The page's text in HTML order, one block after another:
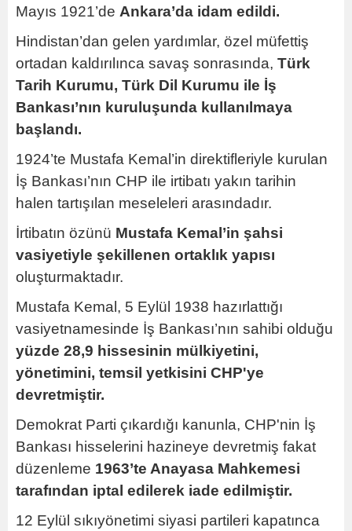
Mayıs 1921’de Ankara’da idam edildi.
Hindistan’dan gelen yardımlar, özel müfettiş
ortadan kaldırılınca savaş sonrasında, Türk
Tarih Kurumu, Türk Dil Kurumu ile İş
Bankası’nın kuruluşunda kullanılmaya
başlandı.
1924’te Mustafa Kemal’in direktifleriyle kurulan
İş Bankası’nın CHP ile irtibatı yakın tarihin
halen tartışılan meseleleri arasındadır.
İrtibatın özünü Mustafa Kemal’in şahsi
vasiyetiyle şekillenen ortaklık yapısı
oluşturmaktadır.
Mustafa Kemal, 5 Eylül 1938 hazırlattığı
vasiyetnamesinde İş Bankası’nın sahibi olduğu
yüzde 28,9 hissesinin mülkiyetini,
yönetimini, temsil yetkisini CHP'ye
devretmiştir.
Demokrat Parti çıkardığı kanunla, CHP'nin İş
Bankası hisselerini hazineye devretmiş fakat
düzenleme 1963’te Anayasa Mahkemesi
tarafından iptal edilerek iade edilmiştir.
12 Eylül sıkıyönetimi siyasi partileri kapatınca